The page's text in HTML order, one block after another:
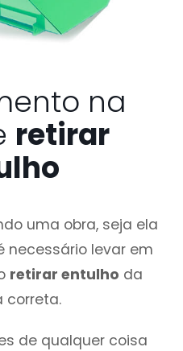
na
retirar
uma obra, seja ela
necessário levar em
retirar entulho da
correta.
de qualquer coisa